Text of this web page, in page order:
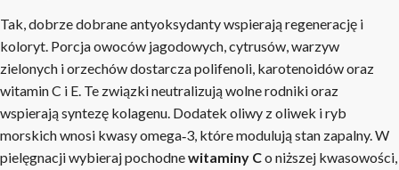
Tak, dobrze dobrane antyoksydanty wspierają regenerację i
koloryt. Porcja owoców jagodowych, cytrusów, warzyw
zielonych i orzechów dostarcza polifenoli, karotenoidów oraz
witamin C i E. Te związki neutralizują wolne rodniki oraz
wspierają syntezę kolagenu. Dodatek oliwy z oliwek i ryb
morskich wnosi kwasy omega‑3, które modulują stan zapalny. W
pielęgnacji wybieraj pochodnewitaminy Co niższej kwasowości,